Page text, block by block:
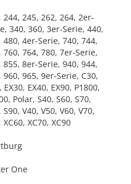
244, 245, 262, 264, 2er-
340, 360, 3er-Serie, 440,
480, 4er-Serie, 740, 744,
760, 764, 780, 7er-Serie,
855, 8er-Serie, 940, 944,
960, 965, 9er-Serie, C30,
EX30, EX40, EX90, P1800,
Polar, S40, S60, S70,
S90, V40, V50, V60, V70,
XC60, XC70, XC90
One